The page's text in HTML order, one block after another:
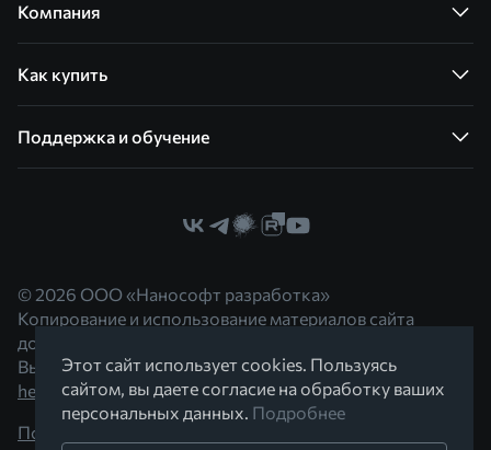
Компания
Как купить
Поддержка и обучение
© 2026 ООО «Нанософт разработка»
Копирование и использование материалов сайта
допускается с согласия правообладателя.
Вы можете обратиться к нам по адресу
hello@nanocad.ru
Политика конфиденциальности
Этот сайт использует cookies. Пользуясь
сайтом, вы даете согласие на обработку ваших
персональных данных. Подробнее